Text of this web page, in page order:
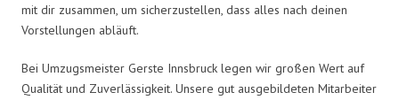
mit dir zusammen, um sicherzustellen, dass alles nach deinen
Vorstellungen abläuft.
Bei Umzugsmeister Gerste Innsbruck legen wir großen Wert auf
Qualität und Zuverlässigkeit. Unsere gut ausgebildeten Mitarbeiter